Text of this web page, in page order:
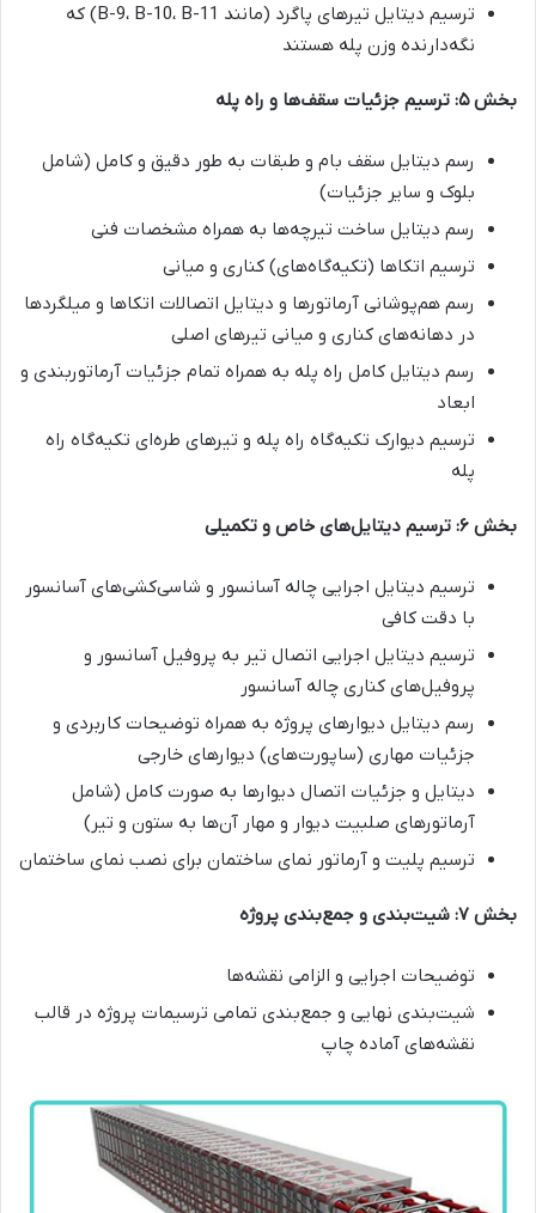
ترسیم دیتایل تیرهای پاگرد (مانند B-9، B-10، B-11) که
نگه‌دارنده وزن پله هستند
بخش ۵: ترسیم جزئیات سقف‌ها و راه پله
رسم دیتایل سقف بام و طبقات به طور دقیق و کامل (شامل
بلوک و سایر جزئیات)
رسم دیتایل ساخت تیرچه‌ها به همراه مشخصات فنی
ترسیم اتکاها (تکیه‌گاه‌های) کناری و میانی
رسم هم‌پوشانی آرماتورها و دیتایل اتصالات اتکاها و میلگردها
در دهانه‌های کناری و میانی تیرهای اصلی
رسم دیتایل کامل راه پله به همراه تمام جزئیات آرماتوربندی و
ابعاد
ترسیم دیوارک تکیه‌گاه راه پله و تیرهای طره‌ای تکیه‌گاه راه
پله
بخش ۶: ترسیم دیتایل‌های خاص و تکمیلی
ترسیم دیتایل اجرایی چاله آسانسور و شاسی‌کشی‌های آسانسور
با دقت کافی
ترسیم دیتایل اجرایی اتصال تیر به پروفیل آسانسور و
پروفیل‌های کناری چاله آسانسور
رسم دیتایل دیوارهای پروژه به همراه توضیحات کاربردی و
جزئیات مهاری (ساپورت‌های) دیوارهای خارجی
دیتایل و جزئیات اتصال دیوارها به صورت کامل (شامل
آرماتورهای صلبیت دیوار و مهار آن‌ها به ستون و تیر)
ترسیم پلیت و آرماتور نمای ساختمان برای نصب نمای ساختمان
بخش ۷: شیت‌بندی و جمع‌بندی پروژه
توضیحات اجرایی و الزامی نقشه‌ها
شیت‌بندی نهایی و جمع‌بندی تمامی ترسیمات پروژه در قالب
نقشه‌های آماده چاپ